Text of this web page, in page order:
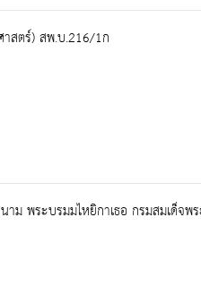
าสตร์) สพ.บ.216/1ก
ม พระบรมมไหยิกาเธอ กรมสมเด็จพ